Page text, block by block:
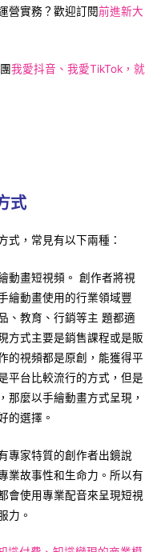
營實務？歡迎訂閱前進新大
我愛抖音、我愛TikTok，就
式
式，常見有以下兩種：
動畫短視頻。 創作者將視
繪動畫使用的行業領域豐
、教育、行銷等主 題都適
方式主要是銷售課程或是販
的視頻都是原創，能獲得平
平台比較流行的方式，但是
那麼以手繪動畫方式呈現，
的選擇。
專家特質的創作者出鏡說
業故事性和生命力。所以有
會使用專業配音來呈現短視
力。